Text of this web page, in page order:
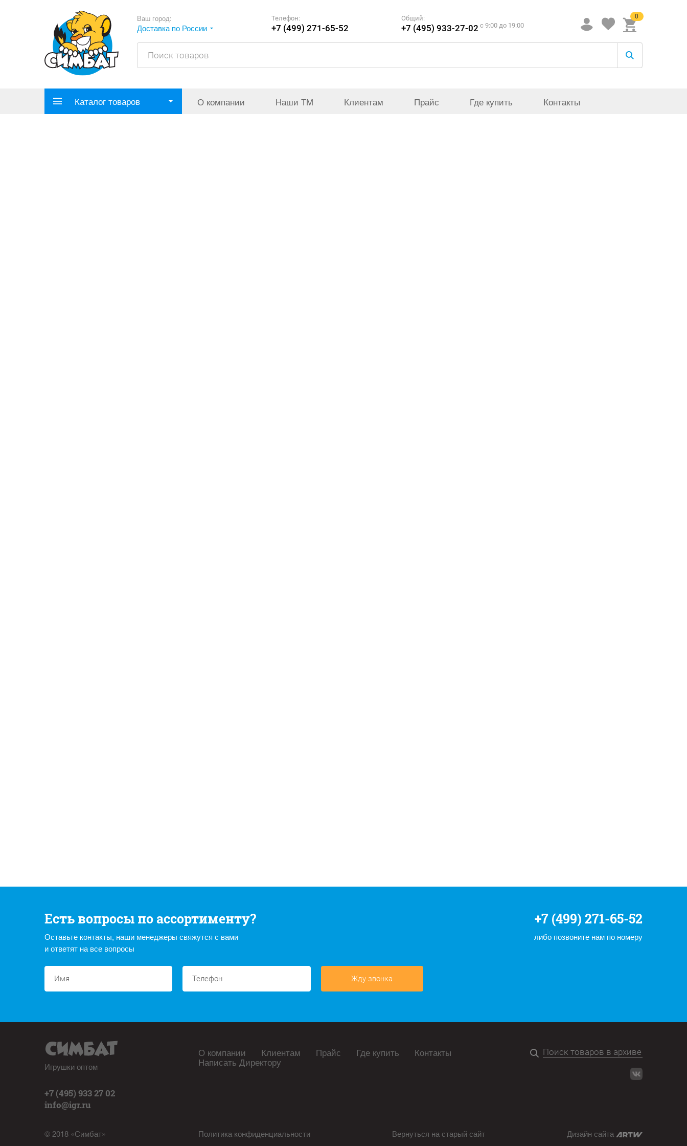
Ваш город:
Доставка по России
Телефон:
+7 (499) 271-65-52
Общий:
+7 (495) 933-27-02 c 9:00 до 19:00
0
Каталог товаров О компании Наши ТМ Клиентам Прайс Где купить Контакты
Есть вопросы по ассортименту?
Оставьте контакты, наши менеджеры свяжутся с вами
и ответят на все вопросы
+7 (499) 271-65-52
либо позвоните нам по номеру
Жду звонка
Игрушки оптом
+7 (495) 933 27 02
info@igr.ru
© 2018 «Симбат»
О компании Клиентам Прайс Где купить Контакты
Написать Директору
Политика конфиденциальности Вернуться на старый сайт Дизайн сайта